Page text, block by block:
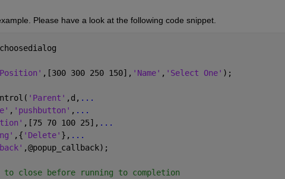
Please have a look at the following code snippet.
,[300 300 250 150], 'Name' , 'Select One' );
'Parent' ,d, ...
, 'pushbutton' , ...
,[75 70 100 25], ...
,{ 'Delete' }, ...
,@popup_callback);
to close before running to completion